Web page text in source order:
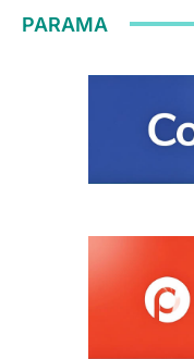
PARAMA